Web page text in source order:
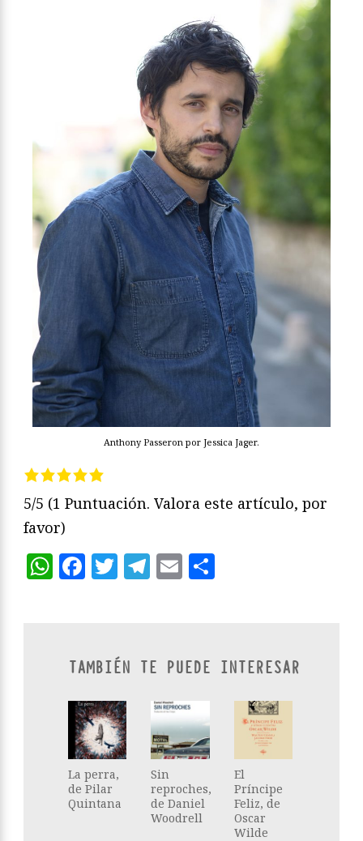
Anthony Passeron por Jessica Jager.
5/5 (1 Puntuación. Valora este artículo, por
favor)
WhatsApp
Facebook
Twitter
Telegram
Email
TAMBIÉN TE PUEDE INTERESAR
La perra,
de Pilar
Quintana
Sin
reproches,
de Daniel
Woodrell
El
Príncipe
Feliz, de
Oscar
Wilde